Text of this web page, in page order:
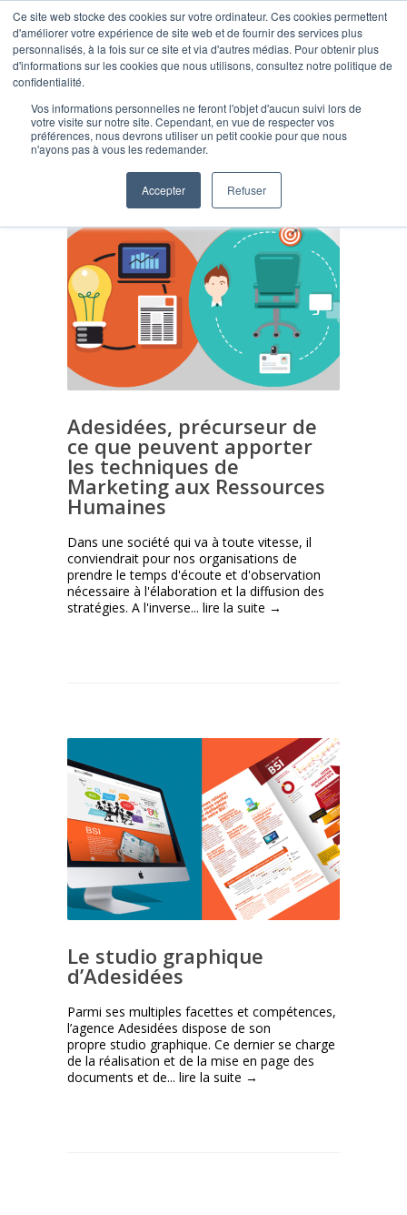
Ce site web stocke des cookies sur votre ordinateur. Ces cookies permettent
d'améliorer votre expérience de site web et de fournir des services plus
personnalisés, à la fois sur ce site et via d'autres médias. Pour obtenir plus
d'informations sur les cookies que nous utilisons, consultez notre politique de
confidentialité.
Vos informations personnelles ne feront l'objet d'aucun suivi lors de
votre visite sur notre site. Cependant, en vue de respecter vos
préférences, nous devrons utiliser un petit cookie pour que nous
n'ayons pas à vous les redemander.
Accepter Refuser
Posts Tagged: marketing
Adesidées, précurseur de
ce que peuvent apporter
les techniques de
Marketing aux Ressources
Humaines
Dans une société qui va à toute vitesse, il
conviendrait pour nos organisations ‎de
prendre le temps d'écoute et d'observation
nécessaire à l'élaboration et la diffusion des
stratégies. A l'inverse... lire la suite →
Le studio graphique
d’Adesidées
Parmi ses multiples facettes et compétences,
l’agence Adesidées dispose de son
propre studio graphique. Ce dernier se charge
de la réalisation et de la mise en page des
documents et de... lire la suite →